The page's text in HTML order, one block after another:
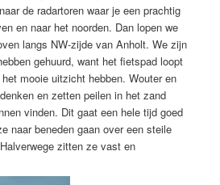
de radartoren waar je een prachtig
en naar het noorden. Dan lopen we
langs NW-zijde van Anholt. We zijn
gehuurd, want het fietspad loopt
mooie uitzicht hebben. Wouter en
en zetten peilen in het zand
vinden. Dit gaat een hele tijd goed
naar beneden gaan over een steile
zitten ze vast en